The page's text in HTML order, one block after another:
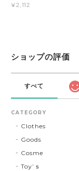
¥2,112
ショップの評価
すべて
CATEGORY
Clothes
Goods
Cosme
Toy’ｓ